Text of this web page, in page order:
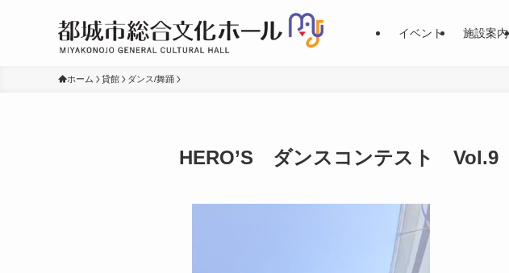
イベント 施設案内
ホーム 貸館 ダンス/舞踊
HERO’S ダンスコンテスト Vol.9